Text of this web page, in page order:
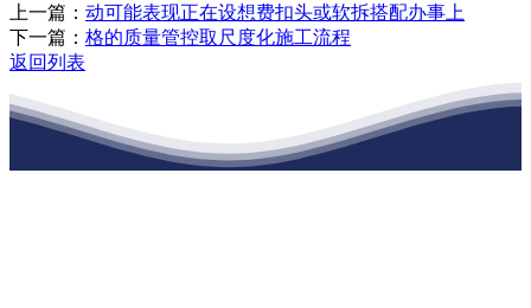
上一篇： 动可能表现正在设想费扣头或软拆搭配办事上
下一篇： 格的质量管控取尺度化施工流程
返回列表